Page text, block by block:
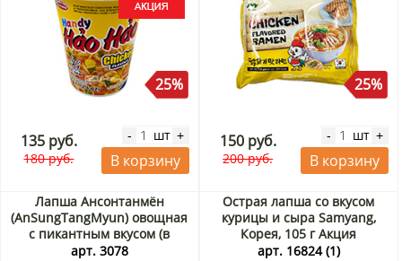
25%
135 руб.
180 руб.
- шт +
В корзину
25%
150 руб.
200 руб.
- шт +
В корзину
Лапша Ансонтанмён
(AnSungTangMyun) овощная
с пикантным вкусом (в
пачке) Nongshim, Корея 125
арт. 3078
Острая лапша со вкусом
курицы и сыра Samyang,
Корея, 105 г Акция
арт. 16824 (1)